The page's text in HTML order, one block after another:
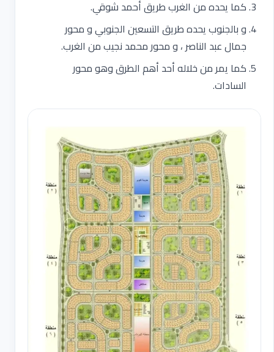
كما يحده من الغرب طريق أحمد شوقي.
و بالجنوب يحده طريق التسعين الجنوبي و محور
جمال عبد الناصر ، و محور محمد نجيب من الغرب.
كما يمر من خلاله أحد أهم الطرق وهو محور
السادات.